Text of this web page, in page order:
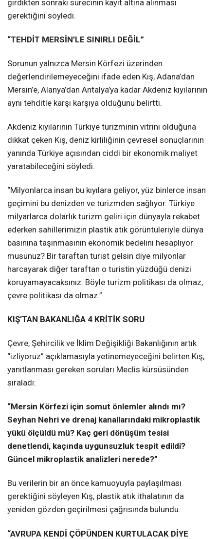
girdikten sonraki sürecinin kayıt altına alınması
gerektiğini söyledi.
“TEHDİT MERSİN’LE SINIRLI DEĞİL”
Sorunun yalnızca Mersin Körfezi üzerinden
değerlendirilemeyeceğini ifade eden Kış, Adana’dan
Mersin’e, Alanya’dan Antalya’ya kadar Akdeniz kıyılarının
aynı tehditle karşı karşıya olduğunu belirtti.
Akdeniz kıyılarının Türkiye turizminin vitrini olduğuna
dikkat çeken Kış, deniz kirliliğinin çevresel sonuçlarının
yanında Türkiye açısından ciddi bir ekonomik maliyet
yaratabileceğini söyledi.
“Milyonlarca insan bu kıyılara geliyor, yüz binlerce insan
geçimini bu denizden ve turizmden sağlıyor. Türkiye
milyarlarca dolarlık turizm geliri için dünyayla rekabet
ederken sahillerimizin plastik atık görüntüleriyle dünya
basınına taşınmasının ekonomik bedelini hesaplıyor
musunuz? Bir taraftan turist gelsin diye milyonlar
harcayarak diğer taraftan o turistin yüzdüğü denizi
koruyamayacaksınız. Böyle turizm politikası da olmaz,
çevre politikası da olmaz.”
KIŞ’TAN BAKANLIĞA 4 KRİTİK SORU
Çevre, Şehircilik ve İklim Değişikliği Bakanlığının artık
“izliyoruz” açıklamasıyla yetinemeyeceğini belirten Kış,
yanıtlanması gereken soruları Meclis kürsüsünden
sıraladı:
“Mersin Körfezi için somut önlemler alındı mı?
Seyhan Nehri ve drenaj kanallarındaki mikroplastik
yükü ölçüldü mü? Kaç geri dönüşüm tesisi
denetlendi, kaçında uygunsuzluk tespit edildi?
Güncel mikroplastik analizleri nerede?”
Bu verilerin bir an önce kamuoyuyla paylaşılması
gerektiğini söyleyen Kış, plastik atık ithalatının da
yeniden gözden geçirilmesi çağrısında bulundu.
“AVRUPA KENDİ ÇÖPÜNDEN KURTULACAK DİYE